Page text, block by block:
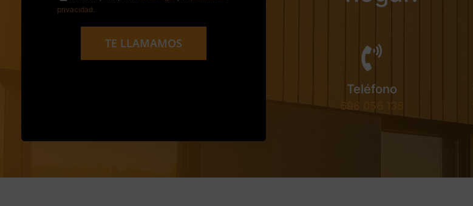
privacidad.
TE LLAMAMOS
Teléfono
696 056 138